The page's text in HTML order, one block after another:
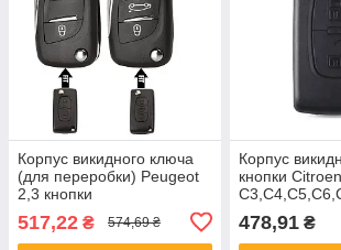
Корпус викидного ключа
(для переробки) Peugeot
2,3 кнопки
517,22 ₴ 574,69 ₴
Корпус
кнопки Citroen,
478,91₴